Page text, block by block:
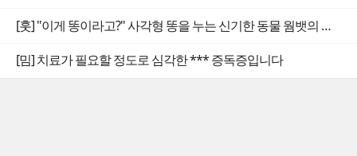
[훗] "이게 똥이라고?" 사각형 똥을 누는 신기한 동물 웜뱃의 비밀
[밈] 치료가 필요할 정도로 심각한 *** 증독증입니다